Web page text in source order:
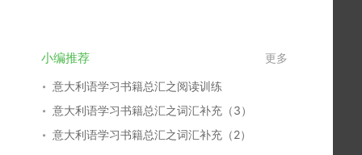
小编推荐 更多
意大利语学习书籍总汇之阅读训练
意大利语学习书籍总汇之词汇补充（3）
意大利语学习书籍总汇之词汇补充（2）